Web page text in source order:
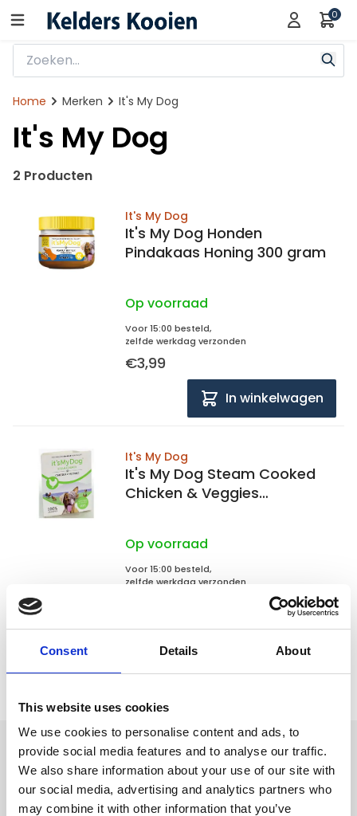
Consent Details About
This website uses cookies
We use cookies to personalise content and ads, to
provide social media features and to analyse our traffic.
We also share information about your use of our site with
our social media, advertising and analytics partners who
may combine it with other information that you’ve
0
Home Merken It's My Dog
It's My Dog
2 Producten
It's My Dog
It's My Dog Honden
Pindakaas Honing 300 gram
Op voorraad
Voor 15:00 besteld,
zelfde werkdag verzonden
€3,99
In winkelwagen
It's My Dog
It's My Dog Steam Cooked
Chicken & Veggies
Op voorraad
Voor 15:00 besteld,
zelfde werkdag verzonden
Volg ons